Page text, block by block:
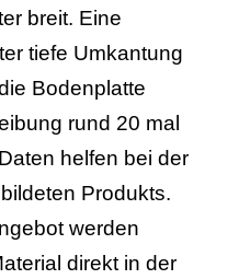
breit. Eine
tiefe Umkantung
Bodenplatte
rund 20 mal
helfen bei der
Produkts.
werden
direkt in der